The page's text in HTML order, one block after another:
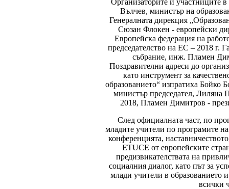
Вълчев, министър на
Генералната дирекция
Сюзан Флокен - европейски
Европейска федерация на
председателство на ЕС – 2018 г.
събрание, инж. Пламен
Поздравителни адреси до
като инструмент за
образованието“ изпратиха Бойко
министър председател, Лиляна
2018, Пламен Димитров -
След официалната част, по
младите учители по програмите
конференцията,
ETUCE от европейските
предизвикателствата на
социалния диалог, като път за
млади учители в образованието
всички